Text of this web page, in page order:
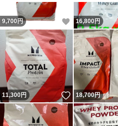
9,700 円 いいね！
16,800円
11,300円 いいね！
18,700円